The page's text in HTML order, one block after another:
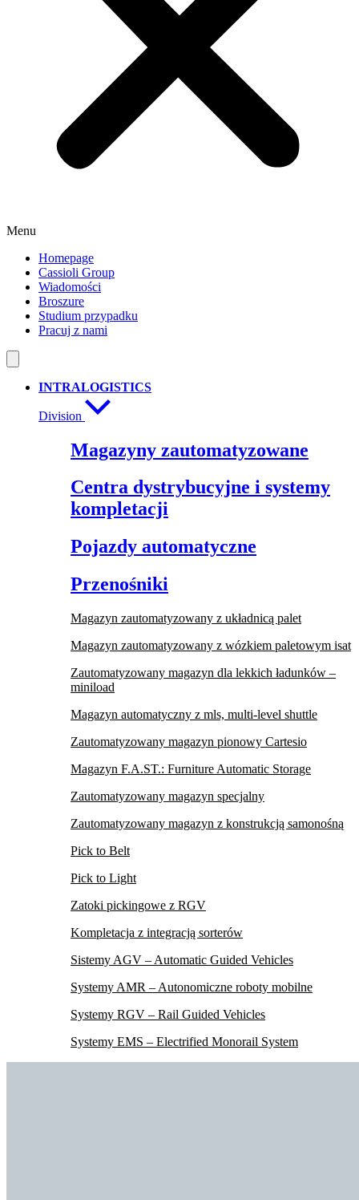
Menu
Homepage
Cassioli Group
Wiadomości
Broszure
Studium przypadku
Pracuj z nami
INTRALOGISTICS
Division
Magazyny zautomatyzowane
Centra dystrybucyjne i systemy
kompletacji
Pojazdy automatyczne
Przenośniki
Magazyn zautomatyzowany z układnicą palet
Magazyn zautomatyzowany z wózkiem paletowym isat
Zautomatyzowany magazyn dla lekkich ładunków –
miniload
Magazyn automatyczny z mls, multi-level shuttle
Zautomatyzowany magazyn pionowy Cartesio
Magazyn F.A.ST.: Furniture Automatic Storage
Zautomatyzowany magazyn specjalny
Zautomatyzowany magazyn z konstrukcją samonośną
Pick to Belt
Pick to Light
Zatoki pickingowe z RGV
Kompletacja z integracją sorterów
Sistemy AGV – Automatic Guided Vehicles
Systemy AMR – Autonomiczne roboty mobilne
Systemy RGV – Rail Guided Vehicles
Systemy EMS – Electrified Monorail System